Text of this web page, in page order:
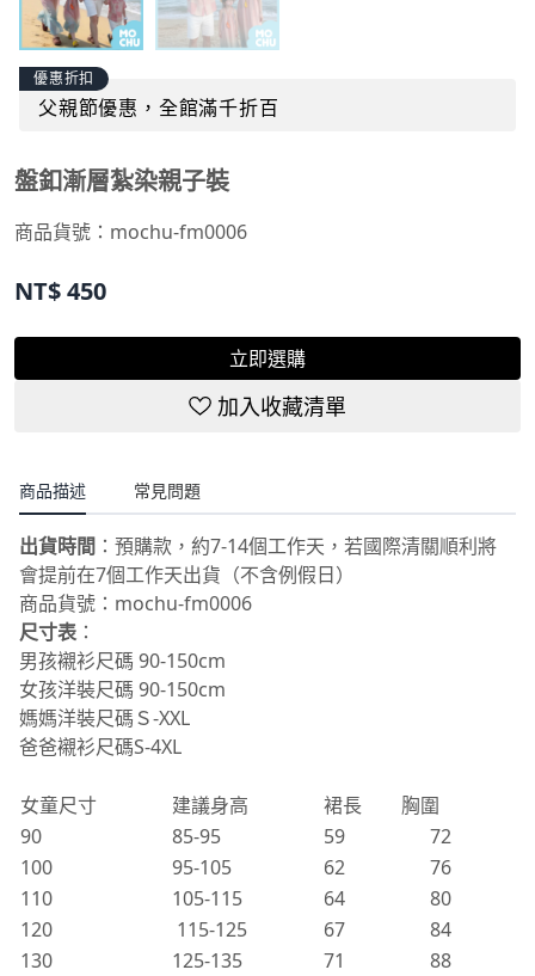
優惠折扣
父親節優惠，全館滿千折百
盤釦漸層紮染親子裝
商品貨號： mochu-fm0006
NT$450
立即選購
加入收藏清單
商品描述 常見問題
出貨時間 ：預購款，約7-14個工作天，若國際清關順利將
會提前在7個工作天出貨（不含例假日）
商品貨號：mochu-fm0006
尺寸表 ：
男孩襯衫尺碼 90-150cm
女孩洋裝尺碼 90-150cm
媽媽洋裝尺碼Ｓ-XXL
爸爸襯衫尺碼S-4XL
女童尺寸 建議身高 裙長
胸圍
90
85-95 59
72
100
95-105 62
76
110
105-115 64
80
120
115-125 67
84
130
125-135 71
88